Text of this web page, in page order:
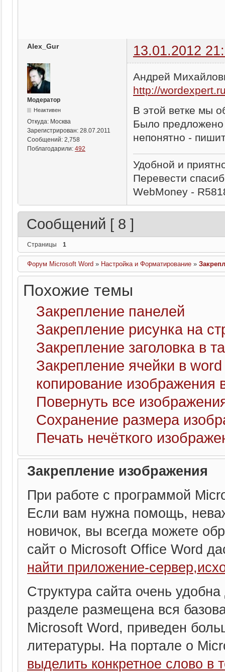
Alex_Gur 13.01.2012
Модератор
Неактивен
Откуда: Москва
Зарегистрирован: 28.07.2011
Сообщений: 2,758
Поблагодарили: 492
Андрей
http://
В этой ветке мы
Было
непонятно -
Удобной и
Перевести
WebMoney -
Сообщений [ 8 ]
Страницы 1
Форум Microsoft Word » Настройка и Форматирование »
Похожие темы
Закрепление панелей
Закрепление рисунка на
Закрепление заголовка в
Закрепление ячейки в word
копирование изображения
Повернуть все
Сохранение размера
Печать нечёткого
Закрепление изображения
При работе с программой
Если вам нужна помощь,
новичок, вы всегда можете
сайт о Microsoft Office Word
найти приложение-
Структура сайта очень
разделе размещена вся
Microsoft Word, приведен
литературы. На портале о
выделить конкретное слово в